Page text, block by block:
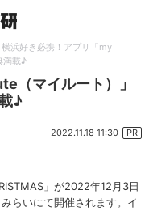
横浜好き必携！アプリ「my
満載♪
（マイルート）」
♪
2022.11.18 11:30 PR
」が2022年12月3日
らいにて開催されます。イ